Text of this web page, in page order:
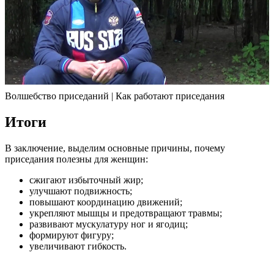
Волшебство приседаний | Как работают приседания
Итоги
В заключение, выделим основные причины, почему
приседания полезны для женщин:
сжигают избыточный жир;
улучшают подвижность;
повышают координацию движений;
укрепляют мышцы и предотвращают травмы;
развивают мускулатуру ног и ягодиц;
формируют фигуру;
увеличивают гибкость.